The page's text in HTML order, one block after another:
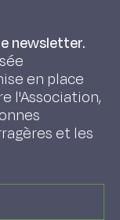
newsletter.
en place
l'Association,
et les